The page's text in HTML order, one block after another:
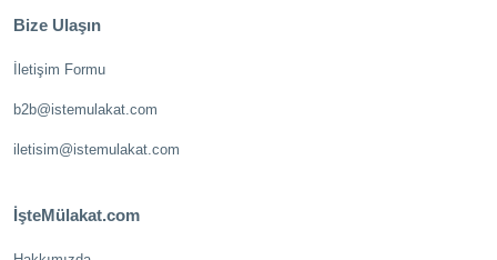
Bize Ulaşın
İletişim Formu
b2b@istemulakat.com
iletisim@istemulakat.com
İşteMülakat.com